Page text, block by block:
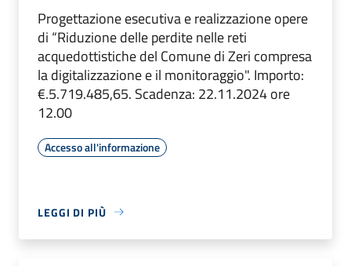
Progettazione esecutiva e realizzazione opere
di “Riduzione delle perdite nelle reti
acquedottistiche del Comune di Zeri compresa
la digitalizzazione e il monitoraggio". Importo:
€.5.719.485,65. Scadenza: 22.11.2024 ore
12.00
Accesso all'informazione
LEGGI DI PIÙ